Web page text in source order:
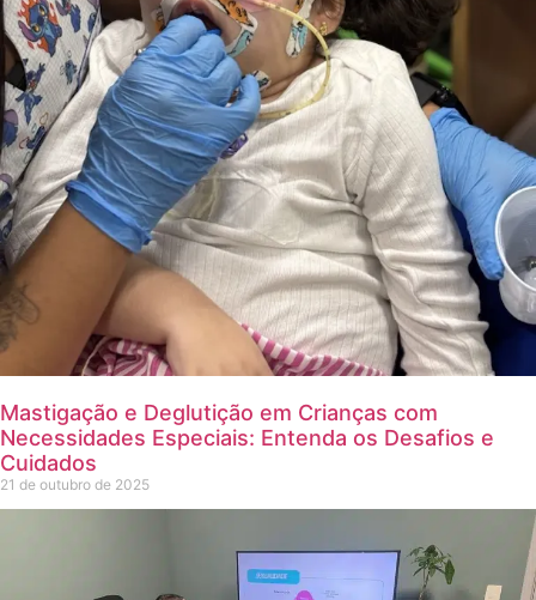
Mastigação e Deglutição em Crianças com
Necessidades Especiais: Entenda os Desafios e
Cuidados
21 de outubro de 2025